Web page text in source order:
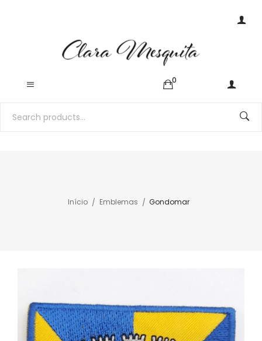
0
Início Emblemas Gondomar